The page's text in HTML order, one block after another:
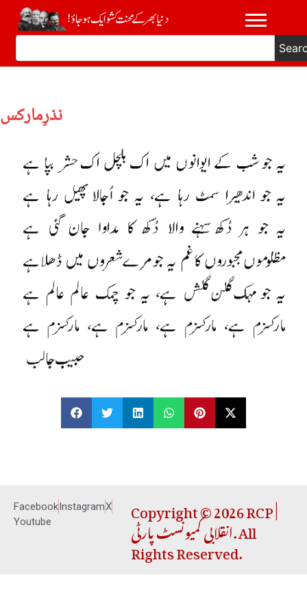
نذرِمارکس
FacebookInstagramX
Youtube
Copyright © 2026 RCP |
انقلابی کمیونسٹ پارٹی. All
Rights Reserved.